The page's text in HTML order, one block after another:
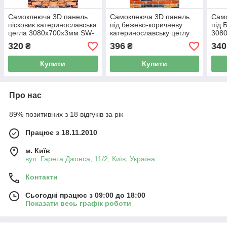
Самоклеюча 3D панель
пісковик катеринославська
цегла 3080x700x3мм SW-
00001763
320 ₴
Купити
Самоклеюча 3D панель
під бежево-коричневу
катеринославську цеглу
3080x700x3мм SW-
00002571-
396₴
Купити
під
340
Про нас
89% позитивних з 18 відгуків за рік
Працює з 18.11.2010
м. Київ
вул. Гарета Джонса, 11/2, Київ, Україна
Контакти
Сьогодні працює з 09:00 до 18:00
Показати весь графік роботи